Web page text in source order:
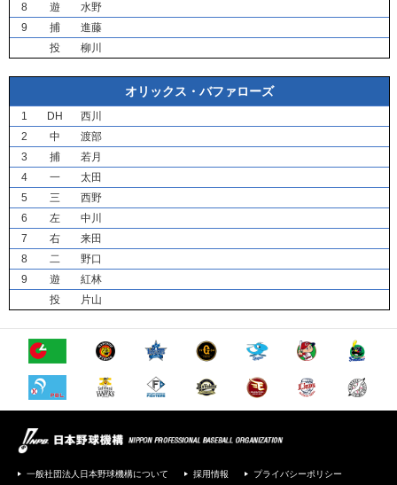
8
遊
水野
9
捕
進藤
投
柳川
オリックス・バファローズ
1 DH
西川
2
中
渡部
3
捕
若月
4
一
太田
5
三
西野
6
左
中川
7
右
来田
8
二
野口
9
遊
紅林
投
片山
一般社団法人日本野球機構について 採用情報 プライバシーポリシー